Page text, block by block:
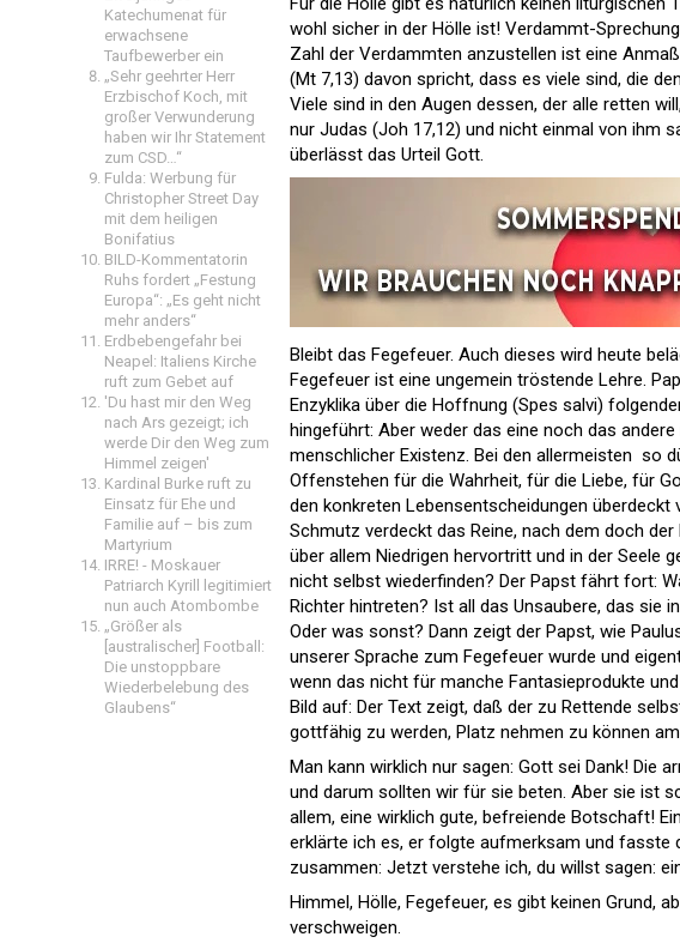
Katechumenat für
erwachsene
Taufbewerber ein
„Sehr geehrter Herr
Erzbischof Koch, mit
großer Verwunderung
haben wir Ihr Statement
zum CSD…“
Fulda: Werbung für
Christopher Street Day
mit dem heiligen
Bonifatius
BILD-Kommentatorin
Ruhs fordert „Festung
Europa“: „Es geht nicht
mehr anders“
Erdbebengefahr bei
Neapel: Italiens Kirche
ruft zum Gebet auf
'Du hast mir den Weg
nach Ars gezeigt; ich
werde Dir den Weg zum
Himmel zeigen'
Kardinal Burke ruft zu
Einsatz für Ehe und
Familie auf – bis zum
Martyrium
IRRE! - Moskauer
Patriarch Kyrill legitimiert
nun auch Atombombe
„Größer als
[australischer] Football:
Die unstoppbare
Wiederbelebung des
Glaubens“
wohl sicher in der Hölle ist! Verdammt-
Zahl der Verdammten anzustellen ist eine
(Mt 7,13) davon spricht, dass es viele sind, die
Viele sind in den Augen dessen, der alle retten
nur Judas (Joh 17,12) und nicht einmal von ihm
überlässt das Urteil Gott.
Bleibt das Fegefeuer. Auch dieses wird heute
Fegefeuer ist eine ungemein tröstende Lehre.
Enzyklika über die Hoffnung (Spes salvi)
hingeführt: Aber weder das eine noch das
menschlicher Existenz. Bei den allermeisten  so
Offenstehen für die Wahrheit, für die Liebe, für
den konkreten Lebensentscheidungen
Schmutz verdeckt das Reine, nach dem doch
über allem Niedrigen hervortritt und in der Seele
nicht selbst wiederfinden? Der Papst fährt fort:
Richter hintreten? Ist all das Unsaubere, das sie
Oder was sonst? Dann zeigt der Papst, wie
unserer Sprache zum Fegefeuer wurde und
wenn das nicht für manche Fantasieprodukte
Bild auf: Der Text zeigt, daß der zu Rettende
gottfähig zu werden, Platz nehmen zu können
Man kann wirklich nur sagen: Gott sei Dank! Die
und darum sollten wir für sie beten. Aber sie ist
allem, eine wirklich gute, befreiende Botschaft!
erklärte ich es, er folgte aufmerksam und fasste
zusammen: Jetzt verstehe ich, du willst sagen:
Himmel, Hölle, Fegefeuer, es gibt keinen Grund,
verschweigen.